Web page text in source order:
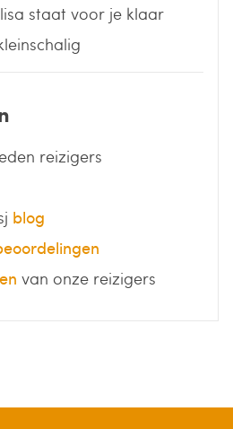
staat voor je klaar
reizigers
blog
van onze reizigers